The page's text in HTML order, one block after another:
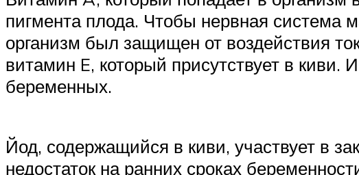
пигмента плода. Чтобы нервная система
организм был защищен от воздействия
витамин E, который присутствует в
беременных.
Йод, содержащийся в киви, участвует в
недостаток на ранних сроках